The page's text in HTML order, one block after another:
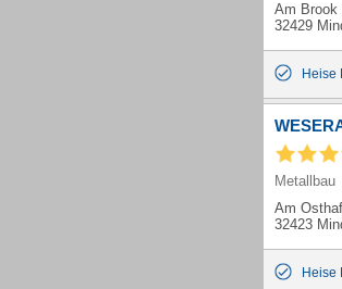
Am Brook
32429
Heise
Metallbau
Am
32423
Heise